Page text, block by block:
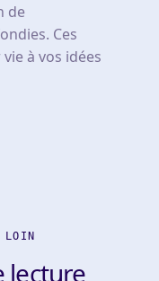
de
Ces
à vos idées
LOIN
lecture